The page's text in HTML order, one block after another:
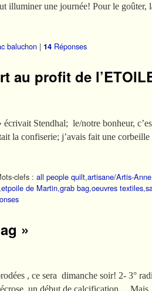
illuminer une journée! Pour le
baluchon | 14 Réponses
au profit de
écrivait Stendhal; le/notre bonheur,
la confiserie; j’avais fait une
clefs : all people quilt,artisane/Artis-Anne
,etpoile de Martin,grab bag,oeuvres textiles,
»
, ce sera dimanche soir! 2- 3°